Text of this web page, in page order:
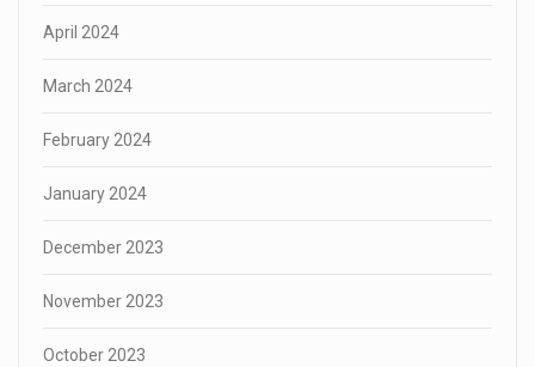
April 2024
March 2024
February 2024
January 2024
December 2023
November 2023
October 2023